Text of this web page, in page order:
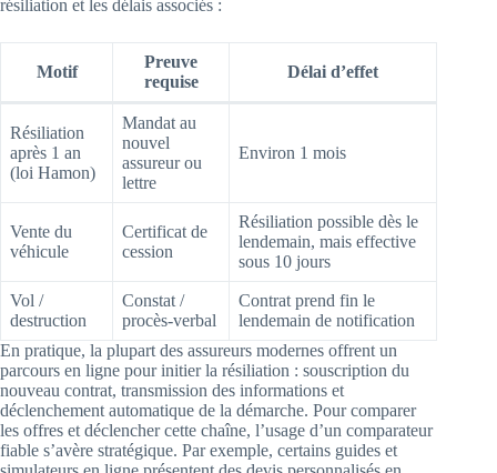
résiliation et les délais associés :
Motif
Preuve
requise
Délai d’effet
Résiliation
après 1 an
(loi Hamon)
Mandat au
nouvel
assureur ou
lettre
Environ 1 mois
Vente du
véhicule
Certificat de
cession
Résiliation possible dès le
lendemain, mais effective
sous 10 jours
Vol /
destruction
Constat /
procès-verbal
Contrat prend fin le
lendemain de notification
En pratique, la plupart des assureurs modernes offrent un
parcours en ligne pour initier la résiliation : souscription du
nouveau contrat, transmission des informations et
déclenchement automatique de la démarche. Pour comparer
les offres et déclencher cette chaîne, l’usage d’un comparateur
fiable s’avère stratégique. Par exemple, certains guides et